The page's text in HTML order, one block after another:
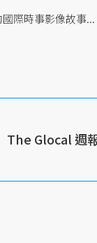
際時事影像故事...
The Glocal 週